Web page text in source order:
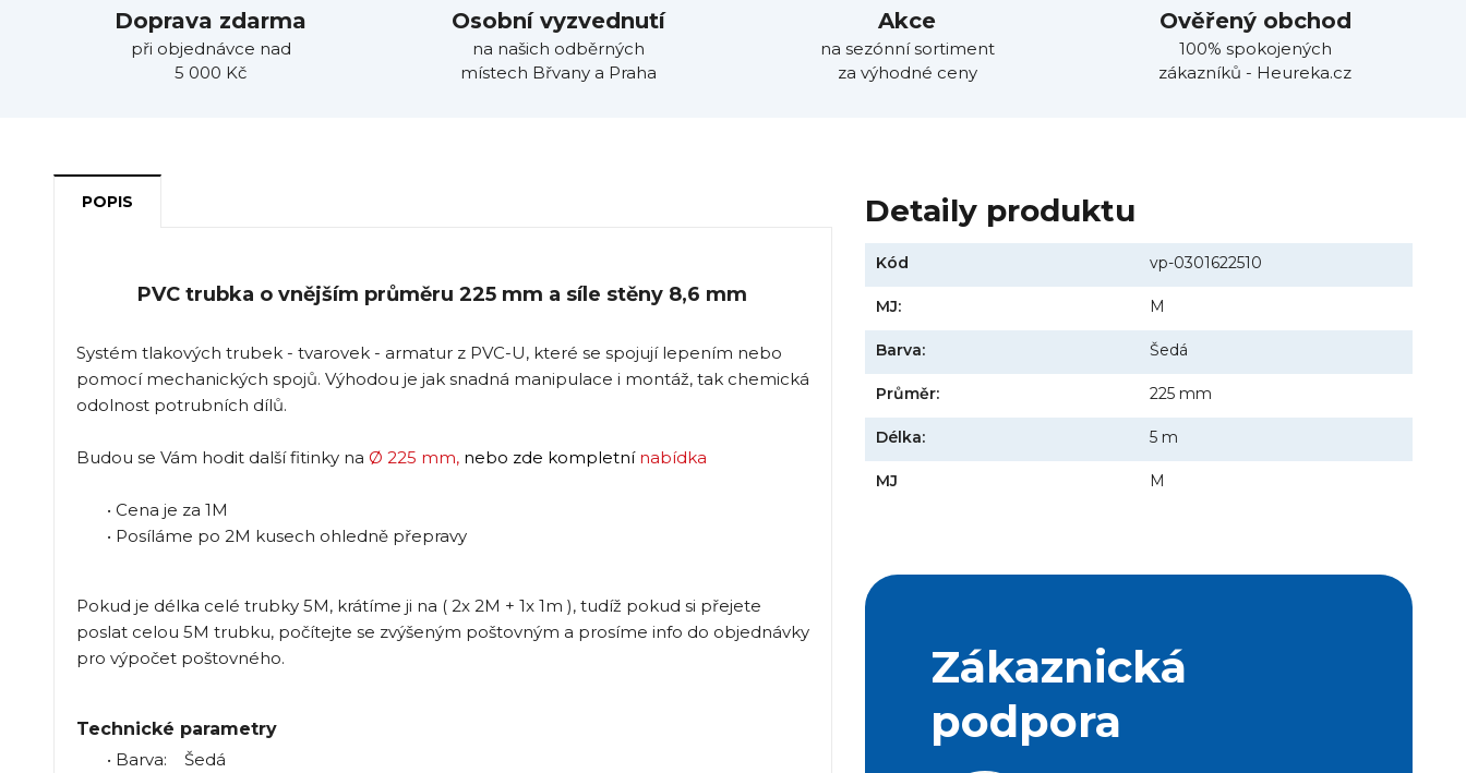
Doprava zdarma
při objednávce nad
5 000 Kč
Osobní vyzvednutí
na našich odběrných
místech Břvany a Praha
Akce
na sezónní sortiment
za výhodné ceny
Ověřený obchod
100% spokojených
zákazníků - Heureka.cz
POPIS
PVC trubka o vnějším průměru 225 mm a síle stěny 8,6 mm
Systém tlakových trubek - tvarovek - armatur z PVC-U, které se spojují lepením nebo
pomocí mechanických spojů. Výhodou je jak snadná manipulace i montáž, tak chemická
odolnost potrubních dílů.
Budou se Vám hodit další fitinky na Ø 225 mm, nebo zde kompletní nabídka
• Cena je za 1M
• Posíláme po 2M kusech ohledně přepravy
Pokud je délka celé trubky 5M, krátíme ji na ( 2x 2M + 1x 1m ), tudíž pokud si přejete
poslat celou 5M trubku, počítejte se zvýšeným poštovným a prosíme info do objednávky
pro výpočet poštovného.
Technické parametry
• Barva: Šedá
Detaily produktu
Kód vp-0301622510
MJ: M
Barva: Šedá
Průměr: 225 mm
Délka: 5 m
MJ M
Zákaznická
podpora